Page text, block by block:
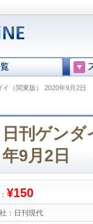
イ（関東版） 2020年9月2日
日刊ゲン
年9月2日
¥150
： 日刊現代